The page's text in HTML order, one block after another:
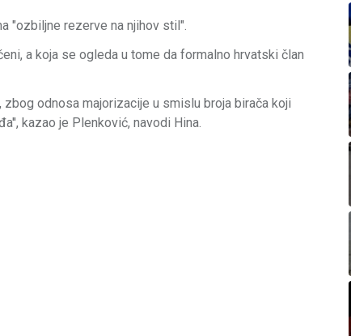
"ozbiljne rezerve na njihov stil".
a koja se ogleda u tome da formalno hrvatski član
odnosa majorizacije u smislu broja birača koji
kazao je Plenković, navodi Hina.